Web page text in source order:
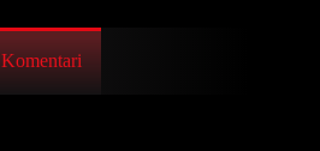
Komentari